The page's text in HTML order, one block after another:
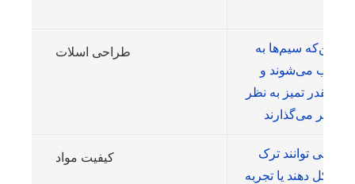
طراحی اسلات
این‌که سیم‌ها به
می‌شوند و
چقدر تمیز به نظر
کیفیت مواد
می توانند ترک
شکل دهند یا تجربه